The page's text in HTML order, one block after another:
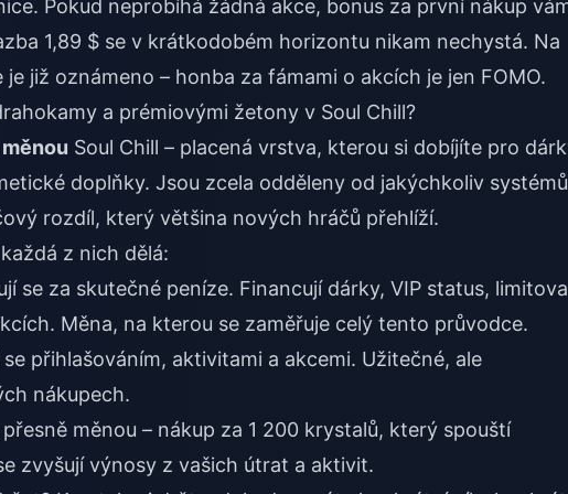
Pokud neprobíhá žádná akce, bonus za první nákup
1,89 $ se v krátkodobém horizontu nikam nechystá. Na
již oznámeno – honba za fámami o akcích je jen FOMO.
a prémiovými žetony v Soul Chill?
Soul Chill – placená vrstva, kterou si dobíjíte pro
doplňky. Jsou zcela odděleny od jakýchkoliv systémů
rozdíl, který většina nových hráčů přehlíží.
z nich dělá:
se za skutečné peníze. Financují dárky, VIP status,
Měna, na kterou se zaměřuje celý tento průvodce.
se přihlašováním, aktivitami a akcemi. Užitečné, ale
nákupech.
přesně měnou – nákup za 1 200 krystalů, který spouští
zvyšují výnosy z vašich útrat a aktivit.